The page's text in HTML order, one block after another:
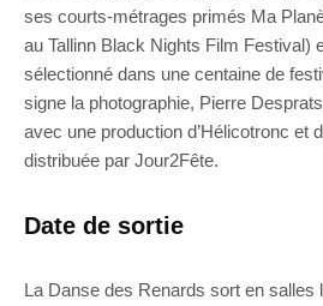
ses courts-métrages primés Ma
au Tallinn Black Nights Film Festival)
sélectionné dans une centaine de
signe la photographie, Pierre
avec une production d’Hélicotronc et
distribuée par Jour2Fête.
Date de sortie
La Danse des Renards sort en salles